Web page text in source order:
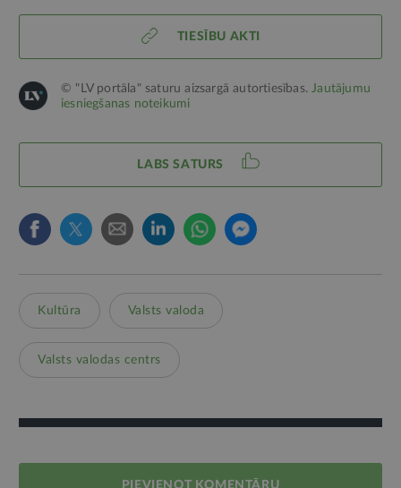
TIESĪBU AKTI
© "LV portāla" saturu aizsargā autortiesības.Jautājumu
iesniegšanas noteikumi
LABS SATURS
Kultūra Valsts valoda
Valsts valodas centrs
PIEVIENOT KOMENTĀRU